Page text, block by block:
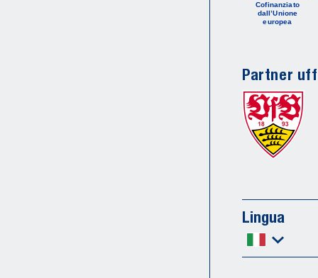
Cofinanziato
dall’Unione
europea
Partner
Lingua